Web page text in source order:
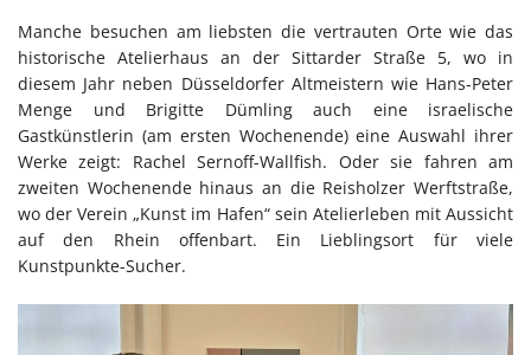
Manche besuchen am liebsten die vertrauten Orte wie das
historische Atelierhaus an der Sittarder Straße 5, wo in
diesem Jahr neben Düsseldorfer Altmeistern wie Hans-Peter
Menge und Brigitte Dümling auch eine israelische
Gastkünstlerin (am ersten Wochenende) eine Auswahl ihrer
Werke zeigt: Rachel Sernoff-Wallfish. Oder sie fahren am
zweiten Wochenende hinaus an die Reisholzer Werftstraße,
wo der Verein „Kunst im Hafen“ sein Atelierleben mit Aussicht
auf den Rhein offenbart. Ein Lieblingsort für viele
Kunstpunkte-Sucher.